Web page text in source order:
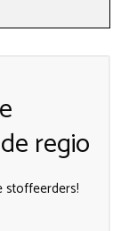
regio
stoffeerders!